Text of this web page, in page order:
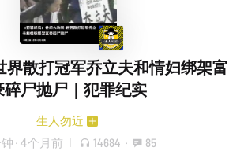
界散打冠军乔立夫和情妇绑架富
碎尸抛尸｜犯罪纪实
生人勿近
· 4个月前 14684 · 85